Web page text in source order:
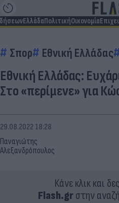
ΕλλάδαΠολιτικήΟικονομία
Σπορ Εθνική Ελλάδας
Εθνική Ελλάδας:
Στο «περίμενε» για
Παναγιώτης
Αλεξανδρόπουλος
29.08.2022 18:28
Κάνε κλικ και
Flash.grστην